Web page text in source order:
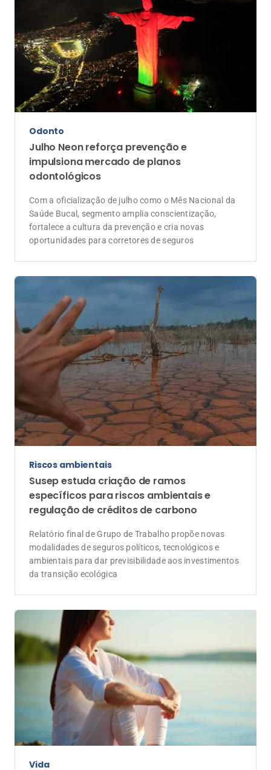
Odonto
Julho Neon reforça prevenção e
impulsiona mercado de planos
odontológicos
Com a oficialização de julho como o Mês Nacional da
Saúde Bucal, segmento amplia conscientização,
fortalece a cultura da prevenção e cria novas
oportunidades para corretores de seguros
Riscos ambientais
Susep estuda criação de ramos
específicos para riscos ambientais e
regulação de créditos de carbono
Relatório final de Grupo de Trabalho propõe novas
modalidades de seguros políticos, tecnológicos e
ambientais para dar previsibilidade aos investimentos
da transição ecológica
Vida